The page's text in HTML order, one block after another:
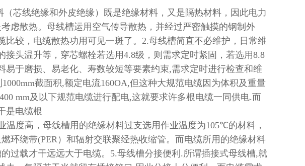
（芯线绝缘和外皮绝缘）既是绝缘材料，又是隔热材料，因此电力
虑散热。母线槽运用空气传导散热，并经过严密触摸的钢制外
较，电缆散热功用可见一斑了。 2.母线槽简直不必维护，日常维
接头温升等，穿芯螺栓若选用4.8级，则需求定时紧固，若选用8.8
易于磨损、易老化、寿数较短等要素约束,需求定时进行检查和维
1000mm截面积,额定电流160OA,但这种大规范电缆因为体积及重量
400 mm及以下规范电缆进行配电,这就要求许多根电缆一同供电.而
是电缆根
温度高，母线槽用的绝缘材料过支选用作业温度为105℃的材料，
环绕带(PER）和辐射交联聚经热收缩管。而电缆所用的绝缘材料
过载才干远远大于电缆。 5.母线槽分接便利 .所谓插接式母线槽,就